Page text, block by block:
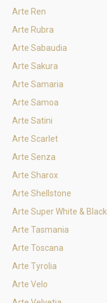
Arte Ren
Arte Rubra
Arte Sabaudia
Arte Sakura
Arte Samaria
Arte Samoa
Arte Satini
Arte Scarlet
Arte Senza
Arte Sharox
Arte Shellstone
Arte Super White & Black
Arte Tasmania
Arte Toscana
Arte Tyrolia
Arte Velo